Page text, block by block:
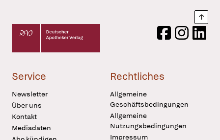
Deutscher Apotheker Verlag Logo
FacebookInstagram
Service
Newsletter
Über uns
Kontakt
Mediadaten
Rechtliches
Allgemeine
Geschäftsbedingungen
Allgemeine
Nutzungsbedingungen
Impressum